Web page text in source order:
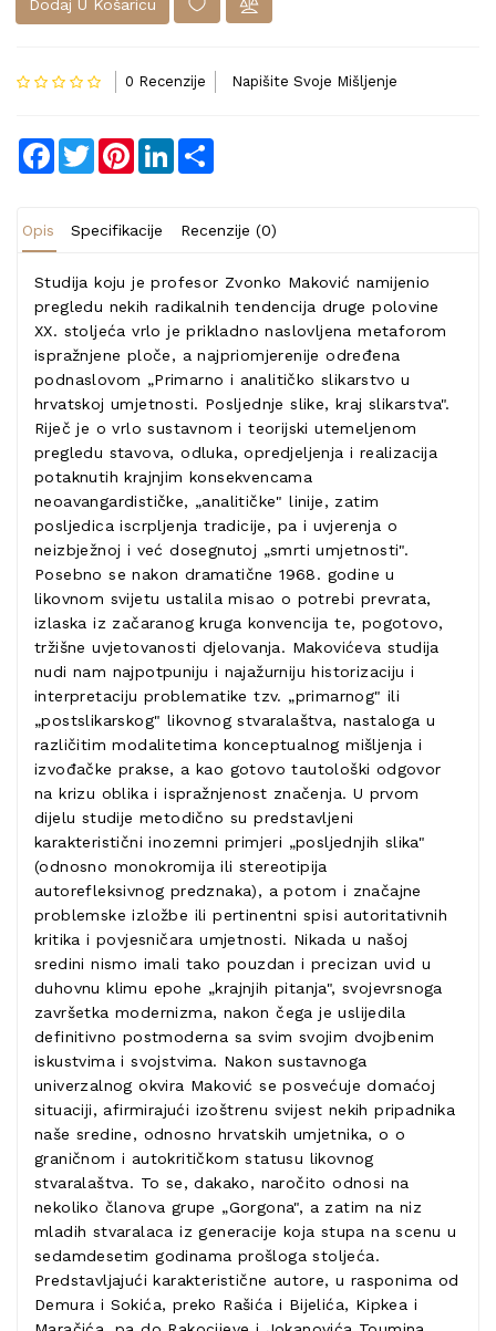
Dodaj U Košaricu
0 Recenzije Napišite Svoje Mišljenje
Facebook
TwitterPinterestLinkedIn
Opis Specifikacije Recenzije (0)
Studija koju je profesor Zvonko Maković namijenio
pregledu nekih radikalnih tendencija druge polovine
XX. stoljeća vrlo je prikladno naslovljena metaforom
ispražnjene ploče, a najpriomjerenije određena
podnaslovom „Primarno i analitičko slikarstvo u
hrvatskoj umjetnosti. Posljednje slike, kraj slikarstva".
Riječ je o vrlo sustavnom i teorijski utemeljenom
pregledu stavova, odluka, opredjeljenja i realizacija
potaknutih krajnjim konsekvencama
neoavangardističke, „analitičke" linije, zatim
posljedica iscrpljenja tradicije, pa i uvjerenja o
neizbježnoj i već dosegnutoj „smrti umjetnosti".
Posebno se nakon dramatične 1968. godine u
likovnom svijetu ustalila misao o potrebi prevrata,
izlaska iz začaranog kruga konvencija te, pogotovo,
tržišne uvjetovanosti djelovanja. Makovićeva studija
nudi nam najpotpuniju i najažurniju historizaciju i
interpretaciju problematike tzv. „primarnog" ili
„postslikarskog" likovnog stvaralaštva, nastaloga u
različitim modalitetima konceptualnog mišljenja i
izvođačke prakse, a kao gotovo tautološki odgovor
na krizu oblika i ispražnjenost značenja. U prvom
dijelu studije metodično su predstavljeni
karakteristični inozemni primjeri „posljednjih slika"
(odnosno monokromija ili stereotipija
autorefleksivnog predznaka), a potom i značajne
problemske izložbe ili pertinentni spisi autoritativnih
kritika i povjesničara umjetnosti. Nikada u našoj
sredini nismo imali tako pouzdan i precizan uvid u
duhovnu klimu epohe „krajnjih pitanja", svojevrsnoga
završetka modernizma, nakon čega je uslijedila
definitivno postmoderna sa svim svojim dvojbenim
iskustvima i svojstvima. Nakon sustavnoga
univerzalnog okvira Maković se posvećuje domaćoj
situaciji, afirmirajući izoštrenu svijest nekih pripadnika
naše sredine, odnosno hrvatskih umjetnika, o o
graničnom i autokritičkom statusu likovnog
stvaralaštva. To se, dakako, naročito odnosi na
nekoliko članova grupe „Gorgona", a zatim na niz
mladih stvaralaca iz generacije koja stupa na scenu u
sedamdesetim godinama prošloga stoljeća.
Predstavljajući karakteristične autore, u rasponima od
Demura i Sokića, preko Rašića i Bijelića, Kipkea i